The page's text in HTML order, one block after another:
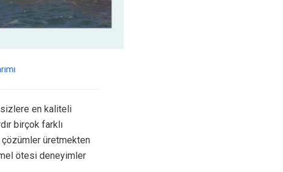
en kaliteli
birçok farklı
üretmekten
ötesi deneyimler